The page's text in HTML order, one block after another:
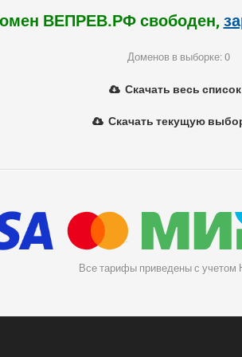
ВЕПРЕВ.РФ свободен,
Доменов в выборке: 0
Скачать весь список
Скачать текущую
Все тарифы приведены с учетом